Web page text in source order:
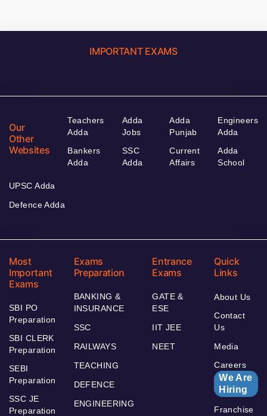
IMPORTANT EXAMS
Our
Other
Websites
Teachers
Adda
Bankers
Adda
Adda
Jobs
SSC
Adda
Adda
Punjab
Current
Affairs
Engineers
Adda
Adda
School
UPSC Adda
Defence Adda
Most
Important
Exams
SBI PO
Preparation
SBI CLERK
Preparation
SEBI
Preparation
SSC JE
Preparation
Exams
Preparation
BANKING &
INSURANCE
SSC
RAILWAYS
TEACHING
DEFENCE
ENGINEERING
Entrance
Exams
GATE &
ESE
IIT JEE
NEET
Quick
Links
About Us
Contact
Us
Media
Careers
We Are
Hiring
Franchise